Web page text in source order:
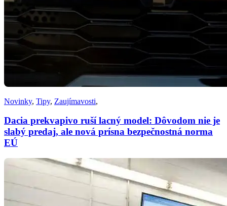
Novinky, Tipy, Zaujímavosti,
Dacia prekvapivo ruší lacný model: Dôvodom nie je
slabý predaj, ale nová prísna bezpečnostná norma
EÚ